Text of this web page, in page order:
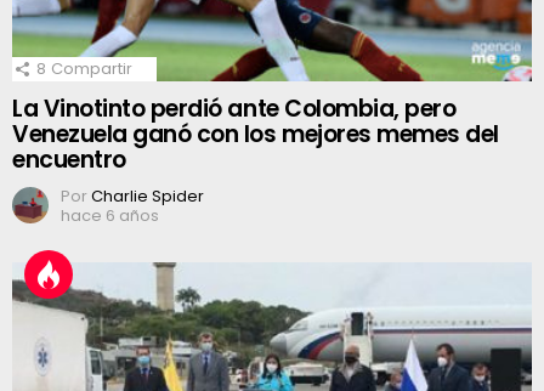
8 Compartir
La Vinotinto perdió ante Colombia, pero
Venezuela ganó con los mejores memes del
encuentro
PorCharlie Spider
hace 6 años